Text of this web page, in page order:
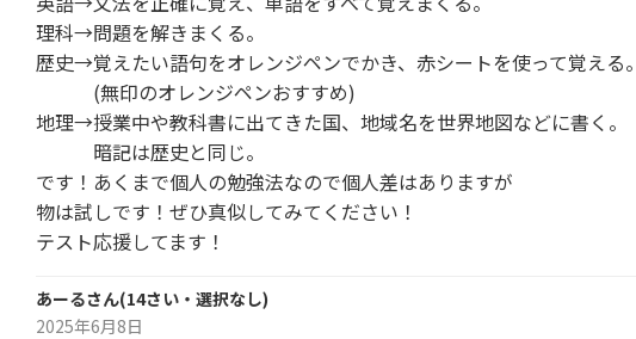
理科→問題を解きまくる。
歴史→覚えたい語句をオレンジペンでかき、赤シートを使って覚える。
(無印のオレンジペンおすすめ)
地理→授業中や教科書に出てきた国、地域名を世界地図などに書く。
暗記は歴史と同じ。
です！あくまで個人の勉強法なので個人差はありますが
物は試しです！ぜひ真似してみてください！
テスト応援してます！
あーるさん(14さい・ 選択なし)
2025年6月8日